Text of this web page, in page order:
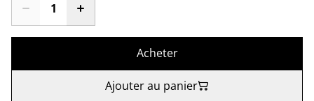
Acheter
Ajouter au panier